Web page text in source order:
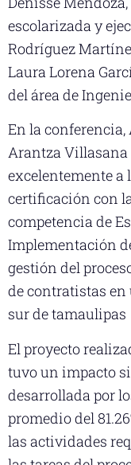
escolarizada y
Rodríguez
Laura Lorena
del área de
En la
Arantza
excelentemente a
certificación con
competencia de
Implementación
gestión del
de contratistas
sur de tamaulipas
El proyecto
tuvo un impacto
desarrollada por
promedio del
las actividades